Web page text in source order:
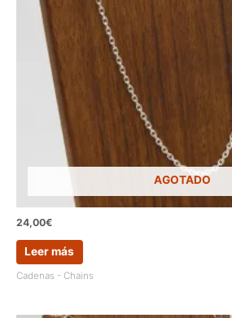
AGOTADO
24,00€
Leer más
Cadenas - Chains